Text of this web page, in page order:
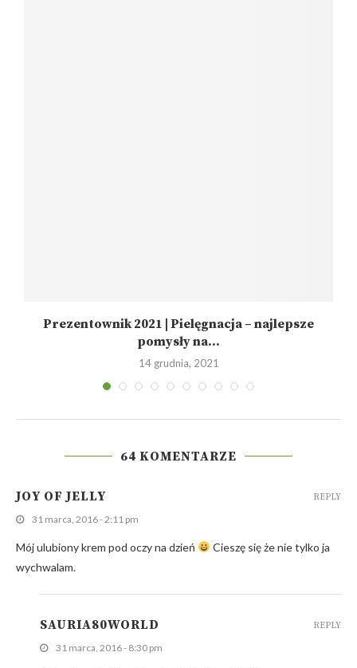
Prezentownik 2021 | Pielęgnacja – najlepsze
pomysły na...
14 grudnia, 2021
64 KOMENTARZE
JOY OF JELLY
31 marca, 2016 - 2:11 pm
Mój ulubiony krem pod oczy na dzień
Cieszę się że nie tylko ja
wychwalam.
REPLY
SAURIA80WORLD
31 marca, 2016 - 8:30 pm
REPLY